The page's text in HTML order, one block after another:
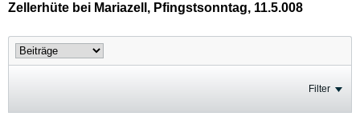
Zellerhüte bei Mariazell, Pfingstsonntag, 11.5.008
Filter